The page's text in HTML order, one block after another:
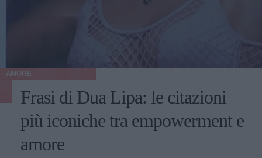
AMORE
Frasi di Dua Lipa: le citazioni
più iconiche tra empowerment e
amore